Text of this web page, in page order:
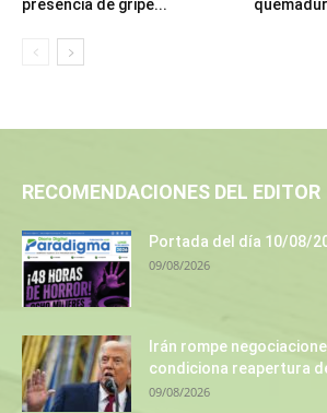
presencia de gripe...
RECOMENDACIONES DEL EDITOR
Portada del día 10/08/
09/08/2026
Irán rompe
condiciona reapertura
09/08/2026